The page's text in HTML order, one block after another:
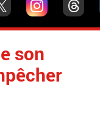
son